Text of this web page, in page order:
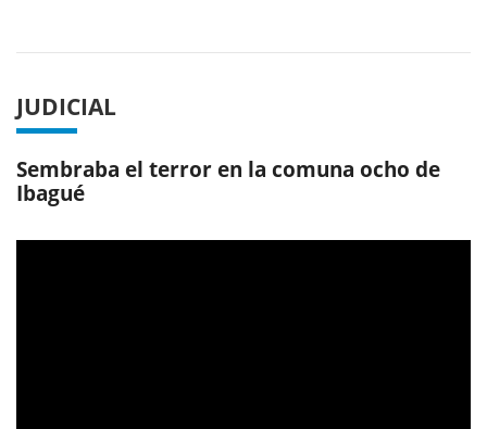
JUDICIAL
Sembraba el terror en la comuna ocho de
Ibagué